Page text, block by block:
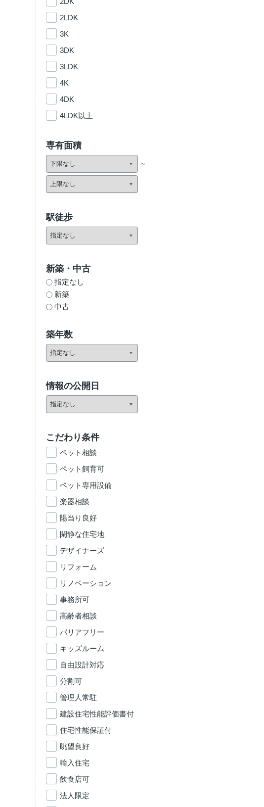
2LDK
3K
3DK
3LDK
4K
4DK
4LDK以上
専有面積
駅徒歩
新築・中古
指定なし
新築
中古
築年数
情報の公開日
こだわり条件
ペット相談
ペット飼育可
ペット専用設備
楽器相談
陽当り良好
閑静な住宅地
デザイナーズ
リフォーム
リノベーション
事務所可
高齢者相談
バリアフリー
キッズルーム
自由設計対応
分割可
管理人常駐
建設住宅性能評価書付
住宅性能保証付
眺望良好
輸入住宅
飲食店可
法人限定